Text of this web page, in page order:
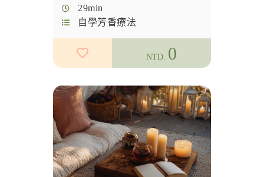
女性創業
九型人格
香愛生活
精油調香
29min
自學芳香療法
NTD. 0